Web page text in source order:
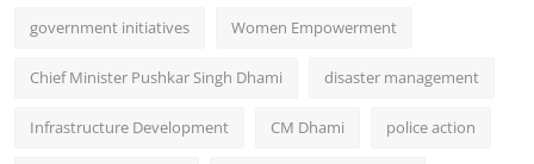
government initiatives Women Empowerment
Chief Minister Pushkar Singh Dhami disaster management
Infrastructure Development CM Dhami police action